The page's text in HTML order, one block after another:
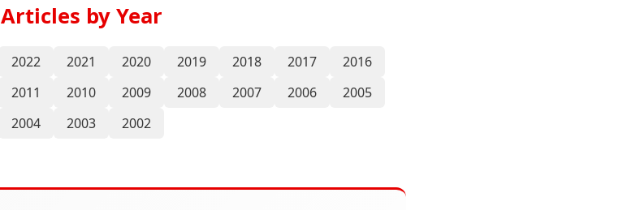
Articles by Year
2022 2021 2020 2019 2018 2017
2016
2011 2010 2009 2008 2007 2006
2005
2004
2003 2002